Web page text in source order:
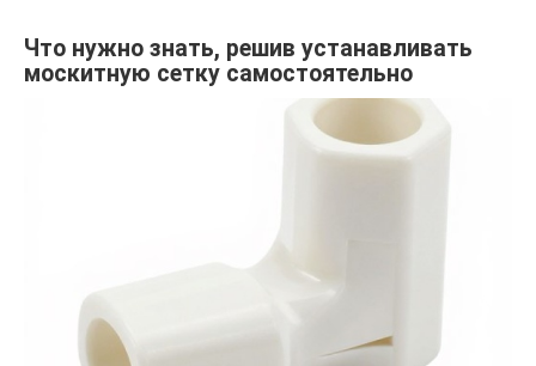
Что нужно знать, решив устанавливать
москитную сетку самостоятельно